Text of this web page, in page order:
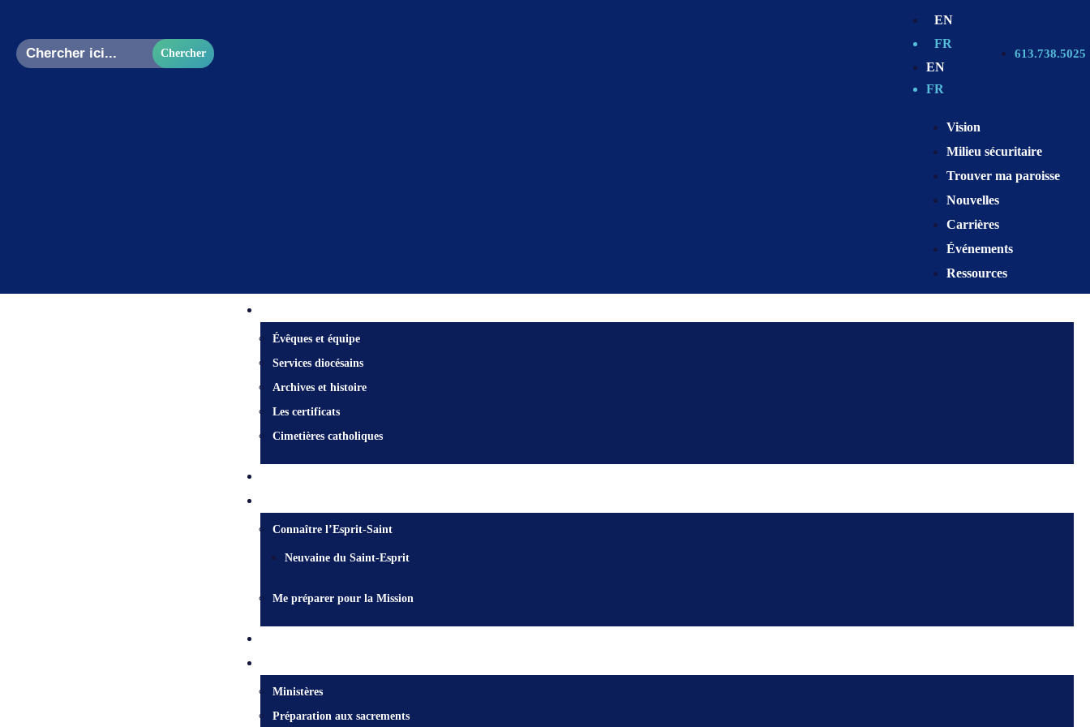
Search
for:
EN
FR
EN
FR
613.738.5025
Vision
Milieu sécuritaire
Trouver ma paroisse
Nouvelles
Carrières
Événements
Ressources
Évêques et équipe
Services diocésains
Archives et histoire
Les certificats
Cimetières catholiques
Connaître l’Esprit-Saint
Neuvaine du Saint-Esprit
Me préparer pour la Mission
Ministères
Préparation aux sacrements